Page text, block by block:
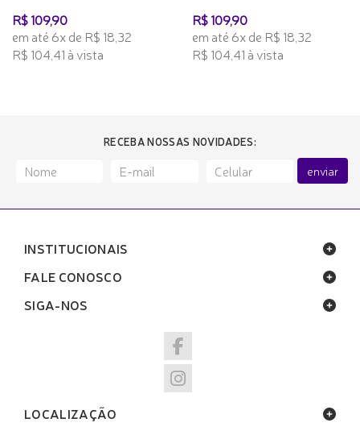
R$ 109,90
em até 6x de R$ 18,32
R$ 104,41 à vista
R$ 109,90
em até 6x de R$ 18,32
R$ 104,41 à vista
RECEBA NOSSAS NOVIDADES:
enviar
INSTITUCIONAIS
FALE CONOSCO
SIGA-NOS
LOCALIZAÇÃO